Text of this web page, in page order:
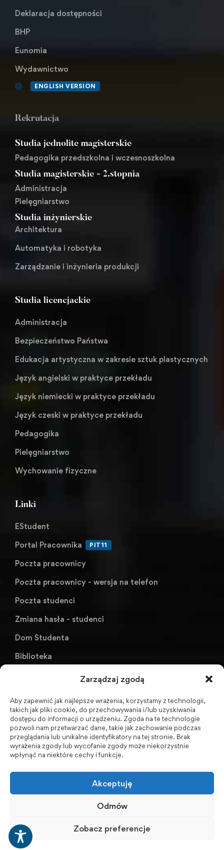
Zarządzaj zgodą
Aby zapewnić jak najlepsze wrażenia, korzystamy z technologii,
takich jak pliki cookie, do przechowywania i/lub uzyskiwania
dostępu do informacji o urządzeniu. Zgoda na te technologie
pozwoli nam przetwarzać dane, takie jak zachowanie podczas
przeglądania lub unikalne identyfikatory na tej stronie. Brak
wyrażenia zgody lub wycofanie zgody może niekorzystnie
wpłynąć na niektóre cechy i funkcje.
Akceptuję
Odmów
Zobacz preferencje
Deklaracja dostępności
BHP
Eunomia
Wydawnictwo
ENGLISH VERSION
Rekrutacja
Studia jednolite magisterskie
Pedagogika przedszkolna i wczesnoszkolna
Studia magisterskie - 2.stopnia
Administracja
Pielęgniarstwo
Studia inżynierskie
Architektura
Automatyka i robotyka
Zarządzanie i inżynieria produkcji
Studia licencjackie
Administracja
Bezpieczeństwo Państwa
Edukacja artystyczna w zakresie sztuk plastycznych
Język angielski w praktyce przekładu
Język niemiecki w praktyce przekładu
Język czeski w praktyce przekładu
Pedagogika
Pielęgniarstwo
Wychowanie fizyczne
Linki
EStudent
Portal Pracownika
PIT11
Poczta pracownicy
Poczta pracownicy - wersja na telefon
Poczta studenci
Zmiana hasła - studenci
Dom Studenta
Biblioteka
KU AZS ANS w Raciborzu
Biuletyn Informacji Publicznej
BIP - Biuletyn Informacji Publicznej PWSZ -